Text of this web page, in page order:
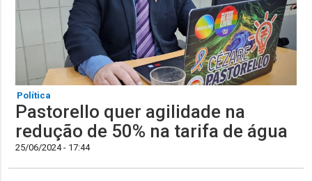
Política
Pastorello quer agilidade na
redução de 50% na tarifa de água
25/06/2024 - 17:44